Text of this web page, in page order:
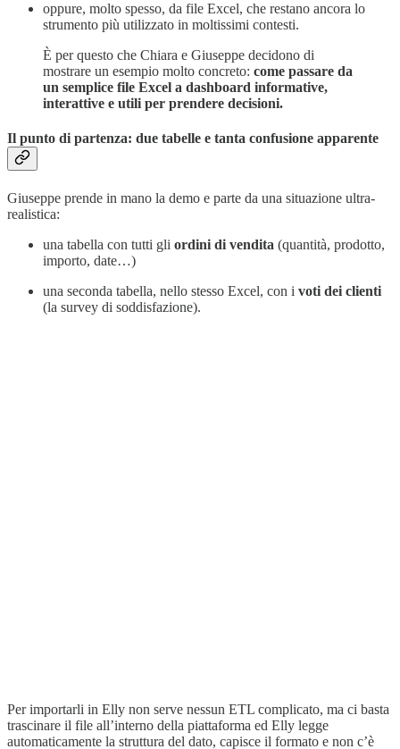
oppure, molto spesso, da file Excel, che restano ancora lo
strumento più utilizzato in moltissimi contesti.
È per questo che Chiara e Giuseppe decidono di
mostrare un esempio molto concreto: come passare da
un semplice file Excel a dashboard informative,
interattive e utili per prendere decisioni.
Il punto di partenza: due tabelle e tanta confusione apparente
Giuseppe prende in mano la demo e parte da una situazione ultra-
realistica:
una tabella con tutti gli ordini di vendita (quantità, prodotto,
importo, date…)
una seconda tabella, nello stesso Excel, con i voti dei clienti
(la survey di soddisfazione).
Per importarli in Elly non serve nessun ETL complicato, ma ci basta
trascinare il file all’interno della piattaforma ed Elly legge
automaticamente la struttura del dato, capisce il formato e non c’è